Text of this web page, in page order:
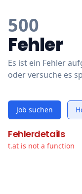
500
Fehler
Es ist ein Fehler
oder versuche es
Job suchen
Fehlerdetails
t.at is not a function